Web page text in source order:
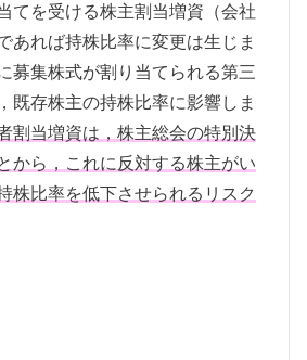
てを受ける株主割当増資（会社
あれば持株比率に変更は生じま
募集株式が割り当てられる第三
既存株主の持株比率に影響しま
割当増資は，株主総会の特別決
から，これに反対する株主がい
株比率を低下させられるリスク